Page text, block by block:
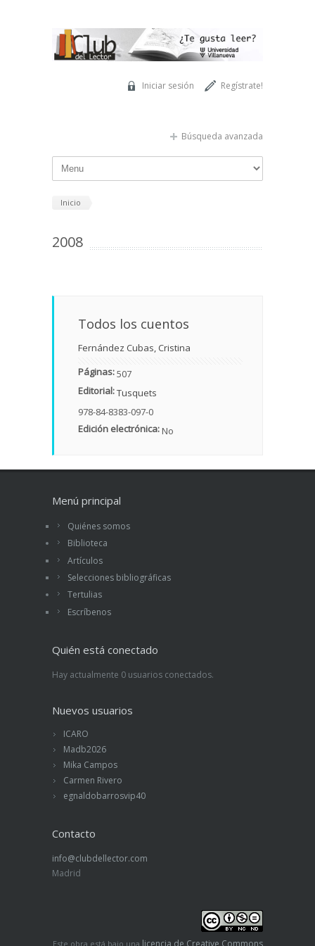
Regístrate!
Iniciar sesión
Búsqueda avanzada
Inicio
2008
Todos los cuentos
Fernández Cubas, Cristina
Páginas:507
Editorial:Tusquets
978-84-8383-097-0
Edición electrónica:No
Menú principal
Quiénes somos
Biblioteca
Artículos
Selecciones bibliográficas
Tertulias
Escríbenos
Quién está conectado
Hay actualmente 0 usuarios conectados.
Nuevos usuarios
ICARO
Madb2026
Mika Campos
Carmen Rivero
egnaldobarrosvip40
Contacto
info@clubdellector.com
Madrid
Este obra está bajo una licencia de Creative Commons